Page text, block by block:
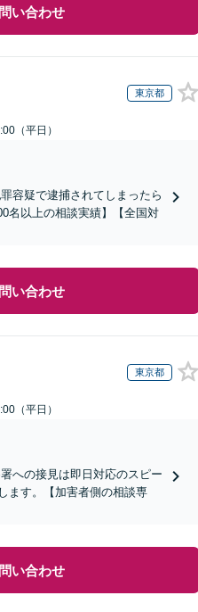
い合わせ
東京都
（平日）
容疑で逮捕されてしまったら
名以上の相談実績】【全国対
い合わせ
東京都
（平日）
への接見は即日対応のスピー
ます。【加害者側の相談専
い合わせ